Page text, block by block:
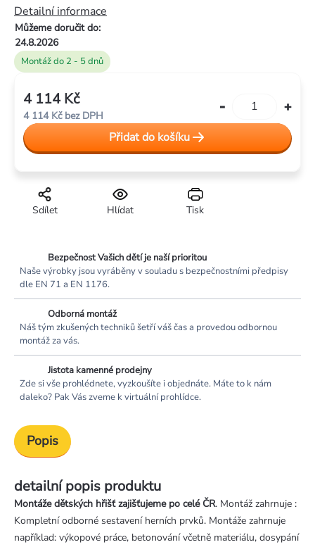
je
0,0
z
5
hvězdiček.
Montáž do 2 - 5 dnů
Můžeme doručit do:
24.8.2026
Detailní informace
Tisk
Hlídat
Sdílet
4 114 Kč
4 114 Kč bez DPH
cena:
Přidat do košíku
Bezpečnost Vašich dětí je naší prioritou
Naše výrobky jsou vyráběny v souladu s bezpečnostními předpisy
dle EN 71 a EN 1176.
Odborná montáž
Náš tým zkušených techniků šetří váš čas a provedou odbornou
montáž za vás.
Jistota kamenné prodejny
Zde si vše prohlédnete, vyzkoušíte i objednáte. Máte to k nám
daleko? Pak Vás zveme k virtuální prohlídce.
Popis
detailní popis produktu
Montáže dětských hřišť zajišťujeme po celé ČR. Montáž zahrnuje :
Kompletní odborné sestavení herních prvků. Montáže zahrnuje
například: výkopové práce, betonování včetně materiálu, dosypání